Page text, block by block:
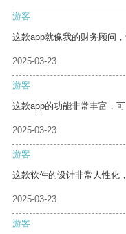
游客
这款app就像我的财务顾问
2025-03-23
游客
这款app的功能非常丰富，
2025-03-23
游客
这款软件的设计非常人性化
2025-03-23
游客